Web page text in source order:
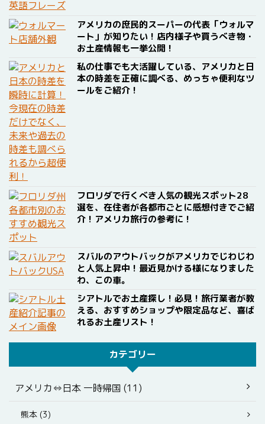
アメリカの庶民的スーパーの代表「ウォルマ
ート」が知りたい！店内様子や買うべき物・
お土産情報も一挙公開！
私の仕事でも大活躍している、アメリカと日
本の時差を正確に調べる、めっちゃ便利なツ
ールをご紹介！
フロリダで行くべき人気の観光スポット28
選を、在住者が各都市ごとに感想付きでご紹
介！アメリカ旅行の参考に！
スバルのアウトバックがアメリカでじわじわ
と人気上昇中！最近見かける様になりました
わ、この車。
シアトルでお土産探し！必見！旅行業者が教
える、おすすめショップや限定品など、喜ば
れるお土産リスト！
カテゴリー
アメリカ⇔日本 一時帰国 (11)
熊本 (3)